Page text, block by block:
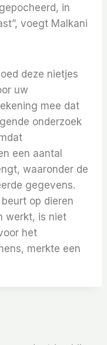
in
voegt Malkani
deze nietjes
uw
mee dat
onderzoek
een aantal
waaronder de
gegevens.
op dieren
werkt, is niet
het
merkte een